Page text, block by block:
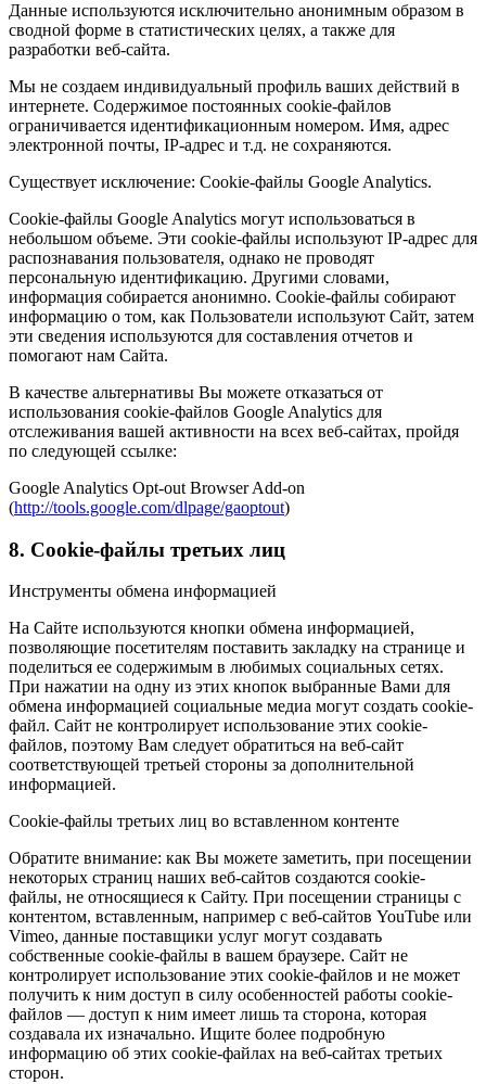
Данные используются исключительно анонимным образом в
сводной форме в статистических целях, а также для
разработки веб-сайта.
Мы не создаем индивидуальный профиль ваших действий в
интернете. Содержимое постоянных cookie-файлов
ограничивается идентификационным номером. Имя, адрес
электронной почты, IP-адрес и т.д. не сохраняются.
Существует исключение: Cookie-файлы Google Analytics.
Cookie-файлы Google Analytics могут использоваться в
небольшом объеме. Эти cookie-файлы используют IP-адрес для
распознавания пользователя, однако не проводят
персональную идентификацию. Другими словами,
информация собирается анонимно. Cookie-файлы собирают
информацию о том, как Пользователи используют Сайт, затем
эти сведения используются для составления отчетов и
помогают нам Сайта.
В качестве альтернативы Вы можете отказаться от
использования cookie-файлов Google Analytics для
отслеживания вашей активности на всех веб-сайтах, пройдя
по следующей ссылке:
Google Analytics Opt-out Browser Add-on
(http://tools.google.com/dlpage/gaoptout)
8. Cookie-файлы третьих лиц
Инструменты обмена информацией
На Сайте используются кнопки обмена информацией,
позволяющие посетителям поставить закладку на странице и
поделиться ее содержимым в любимых социальных сетях.
При нажатии на одну из этих кнопок выбранные Вами для
обмена информацией социальные медиа могут создать cookie-
файл. Сайт не контролирует использование этих cookie-
файлов, поэтому Вам следует обратиться на веб-сайт
соответствующей третьей стороны за дополнительной
информацией.
Cookie-файлы третьих лиц во вставленном контенте
Обратите внимание: как Вы можете заметить, при посещении
некоторых страниц наших веб-сайтов создаются cookie-
файлы, не относящиеся к Сайту. При посещении страницы с
контентом, вставленным, например с веб-сайтов YouTube или
Vimeo, данные поставщики услуг могут создавать
собственные cookie-файлы в вашем браузере. Сайт не
контролирует использование этих cookie-файлов и не может
получить к ним доступ в силу особенностей работы cookie-
файлов — доступ к ним имеет лишь та сторона, которая
создавала их изначально. Ищите более подробную
информацию об этих cookie-файлах на веб-сайтах третьих
сторон.